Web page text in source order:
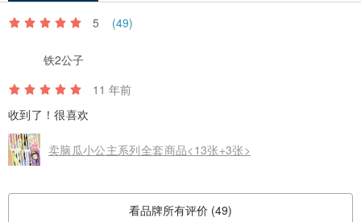
是最流行的!!!
2000年以牛仔布料、格纹衬衫，穿搭出自然的氛围感，举凡是牛仔
包、牛仔衣到牛仔裤，刷白、剪破都在这个时代流行着。你家还有牛
产地/制造方式
台湾设计/台湾制造
5 (49)
铁2公子
11 年前
收到了！很喜欢
卖脑瓜小公主系列全套商品<13张+3张>
看品牌所有评价 (49)